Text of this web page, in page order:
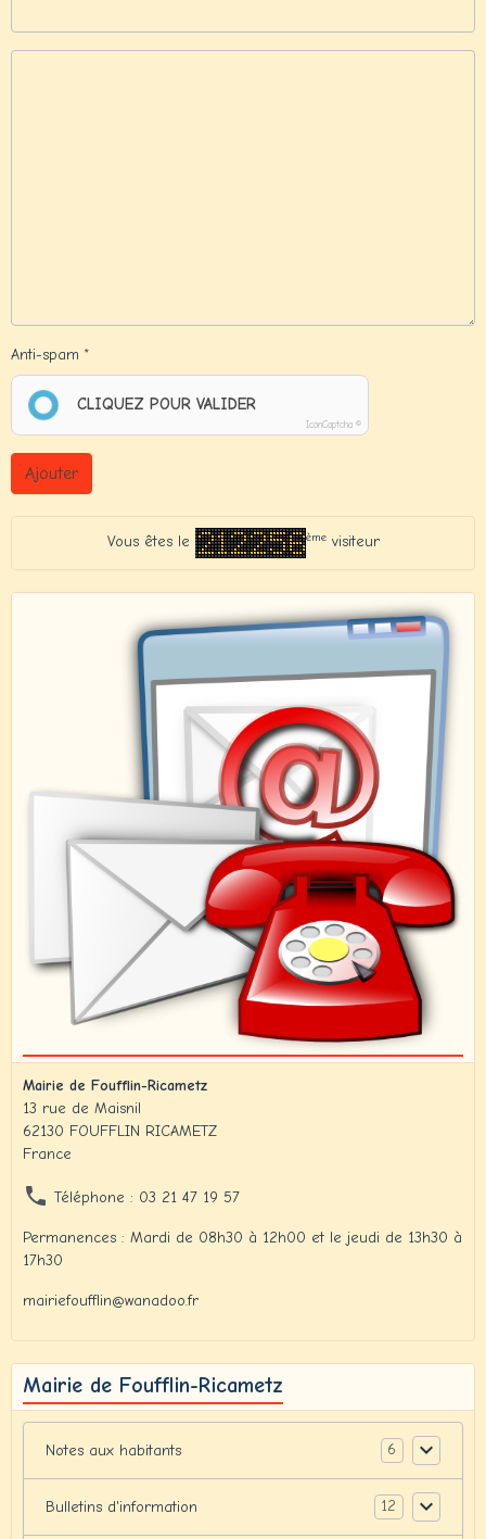
Anti-spam
CLIQUEZ POUR VALIDER
IconCaptcha ©
Ajouter
Vous êtes le èmevisiteur
Mairie de Foufflin-Ricametz
13 rue de Maisnil
62130 FOUFFLIN RICAMETZ
France
Téléphone : 03 21 47 19 57
Permanences : Mardi de 08h30 à 12h00 et le jeudi de 13h30 à
17h30
mairiefoufflin@wanadoo.fr
Mairie de Foufflin-Ricametz
Notes aux habitants 6
Bulletins d'information 12